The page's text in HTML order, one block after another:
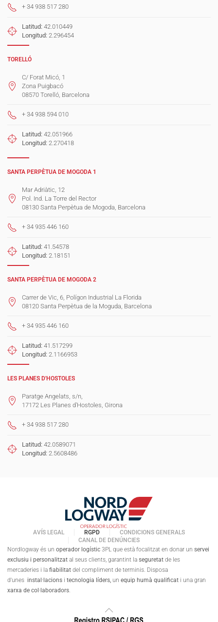
+ 34 938 517 280
Latitud: 42.010449
Longitud: 2.296454
TORELLÓ
C/ Forat Micó, 1
Zona Puigbacó
08570 Torelló, Barcelona
+ 34 938 594 010
Latitud: 42.051966
Longitud: 2.270418
SANTA PERPÈTUA DE MOGODA 1
Mar Adriàtic, 12
Pol. Ind. La Torre del Rector
08130 Santa Perpètua de Mogoda, Barcelona
+ 34 935 446 160
Latitud: 41.54578
Longitud: 2.18151
SANTA PERPÈTUA DE MOGODA 2
Carrer de Vic, 6, Polígon Industrial La Florida
08120 Santa Perpètua de la Moguda, Barcelona
+ 34 935 446 160
Latitud: 41.517299
Longitud: 2.1166953
LES PLANES D'HOSTOLES
Paratge Angelats, s/n,
17172 Les Planes d'Hostoles, Girona
+ 34 938 517 280
Latitud: 42.0589071
Longitud: 2.5608486
AVÍS LEGAL RGPD
CONDICIONS GENERALS
CANAL DE DENÚNCIES
Nordlogway és un operador logístic 3PL que està focalitzat en donar un servei
exclusiu i personalitzat al seus clients, garantint la seguretat de les
mercaderies i la fiabilitat del compliment de terminis. Disposa
d'unes instal·lacions i tecnologia líders, un equip humà qualificat i una gran
xarxa de col·laboradors.